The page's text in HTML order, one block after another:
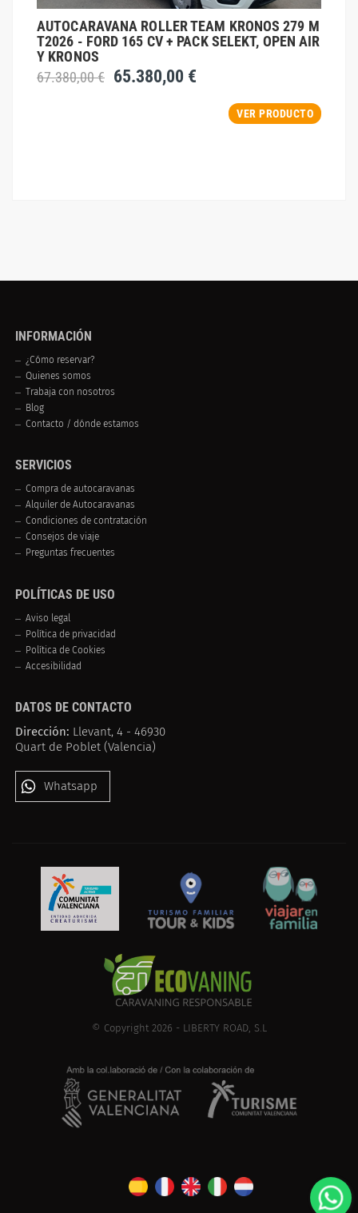
AUTOCARAVANA ROLLER TEAM KRONOS 279 M
T2026 - FORD 165 CV + PACK SELEKT, OPEN AIR
Y KRONOS
67.380,00 € 65.380,00 €
VER PRODUCTO
INFORMACIÓN
¿Cómo reservar?
Quienes somos
Trabaja con nosotros
Blog
Contacto / dónde estamos
SERVICIOS
Compra de autocaravanas
Alquiler de Autocaravanas
Condiciones de contratación
Consejos de viaje
Preguntas frecuentes
POLÍTICAS DE USO
Aviso legal
Política de privacidad
Política de Cookies
Accesibilidad
DATOS DE CONTACTO
Dirección: Llevant, 4 - 46930
Quart de Poblet (Valencia)
Whatsapp
© Copyright 2026 - LIBERTY ROAD, S.L